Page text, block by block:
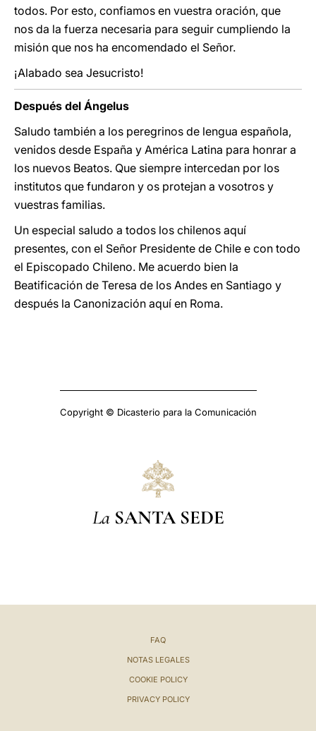
todos. Por esto, confiamos en vuestra oración, que
nos da la fuerza necesaria para seguir cumpliendo la
misión que nos ha encomendado el Señor.
¡Alabado sea Jesucristo!
Después del Ángelus
Saludo también a los peregrinos de lengua española,
venidos desde España y América Latina para honrar a
los nuevos Beatos. Que siempre intercedan por los
institutos que fundaron y os protejan a vosotros y
vuestras familias.
Un especial saludo a todos los chilenos aquí
presentes, con el Señor Presidente de Chile e con todo
el Episcopado Chileno. Me acuerdo bien la
Beatificación de Teresa de los Andes en Santiago y
después la Canonización aquí en Roma.
Copyright © Dicasterio para la Comunicación
La SANTA SEDE
FAQ
NOTAS LEGALES
COOKIE POLICY
PRIVACY POLICY